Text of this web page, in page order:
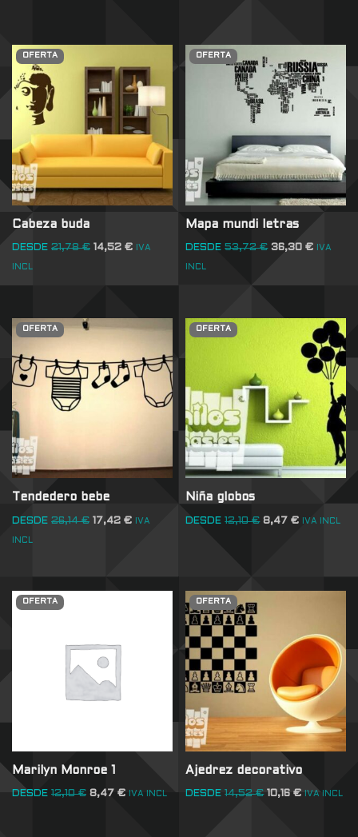
OFERTA
Cabeza buda
DESDE 21,78€ 14,52 € IVA
INCL
OFERTA
Mapa mundi letras
DESDE 53,72€ 36,30€ IVA
INCL
OFERTA
Tendedero bebe
DESDE 26,14€ 17,42 € IVA
INCL
OFERTA
Niña globos
DESDE 12,10€ 8,47€ IVA INCL
OFERTA
Marilyn Monroe 1
DESDE 12,10€ 8,47 € IVA INCL
OFERTA
Ajedrez decorativo
DESDE 14,52€ 10,16€ IVA INCL